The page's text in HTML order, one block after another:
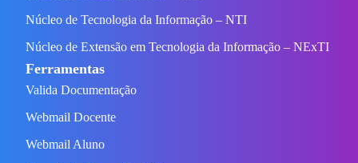
Núcleo de Tecnologia da Informação – NTI
Núcleo de Extensão em Tecnologia da Informação – NExTI
Ferramentas
Valida Documentação
Webmail Docente
Webmail Aluno